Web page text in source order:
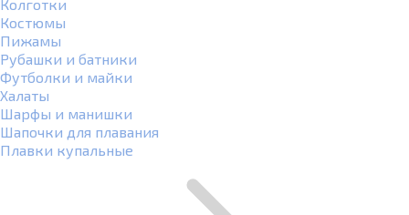
Колготки
Костюмы
Пижамы
Рубашки и батники
Футболки и майки
Халаты
Шарфы и манишки
Шапочки для плавания
Плавки купальные